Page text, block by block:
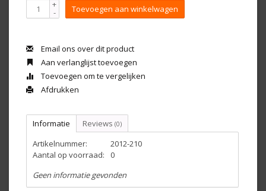
+
- Toevoegen aan winkelwagen
Email ons over dit product
Aan verlanglijst toevoegen
Toevoegen om te vergelijken
Afdrukken
Informatie Reviews (0)
Artikelnummer:
2012-210
Aantal op voorraad:
0
Geen informatie gevonden